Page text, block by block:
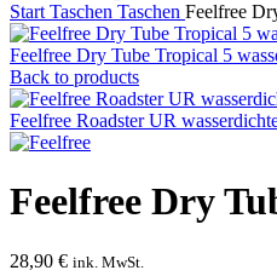
Start Taschen Taschen Feelfree
Feelfree Dry Tube Tropical 5
Back to products
Feelfree Roadster UR
Feelfree Dry
28,90 € ink. MwSt.